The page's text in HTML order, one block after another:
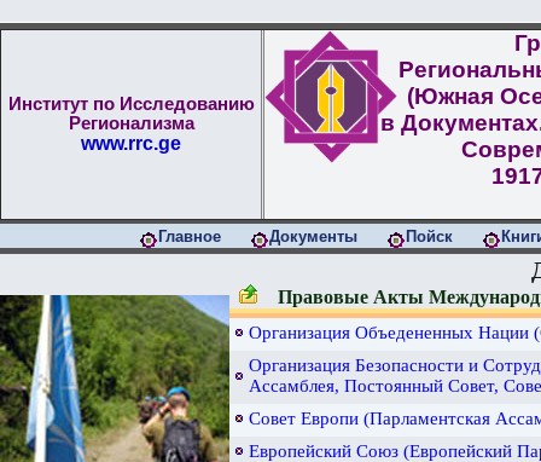
Институт по Исследованию
Регионализма
www.rrc.ge
(Южная
в
Главное Документы Пойск
Правовые Акты
Организация Объедененных Нации
Организация Безопасности и
Ассамблея, Постоянный Совет,
Совет Европи (Парламентская
Европейский Союз (Европейский